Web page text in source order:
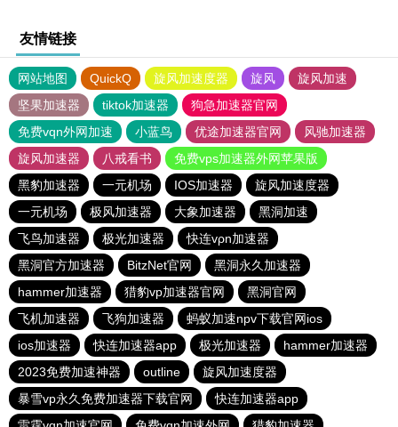
友情链接
网站地图 QuickQ 旋风加速度器 旋风
旋风加速
坚果加速器
tiktok加速器
狗急加速器官网
免费vqn外网加速
小蓝鸟 优途加速器官网
风驰加速器
旋风加速器
八戒看书
免费vps加速器外网苹果版
黑豹加速器
一元机场 IOS加速器
旋风加速度器
一元机场
极风加速器 大象加速器
黑洞加速
飞鸟加速器
极光加速器
快连vρn加速器
黑洞官方加速器
BitzNet官网
黑洞永久加速器
hammer加速器
猎豹vp加速器官网
黑洞官网
飞机加速器
飞狗加速器
蚂蚁加速npv下载官网ios
ios加速器
快连加速器app 极光加速器
hammer加速器
2023免费加速神器
outline
旋风加速度器
暴雪vp永久免费加速器下载官网
快连加速器app